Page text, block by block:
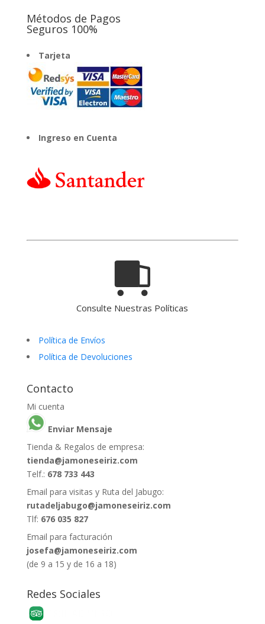
Métodos de Pagos
Seguros 100%
Tarjeta
Ingreso en Cuenta
Consulte Nuestras Políticas
Política de Envíos
Política de Devoluciones
Contacto
Mi cuenta
Enviar Mensaje
Tienda & Regalos de empresa:
tienda@jamoneseiriz.com
Telf.: 678 733 443
Email para visitas y Ruta del Jabugo:
rutadeljabugo@jamoneseiriz.com
Tlf: 676 035 827
Email para facturación
josefa@jamoneseiriz.com
(de 9 a 15 y de 16 a 18)
Redes Sociales